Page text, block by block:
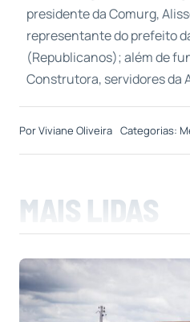
presidente da Comurg,
representante do prefeito
(Republicanos); além de
Construtora, servidores da
PorViviane Oliveira Categorias:
MAIS LIDAS